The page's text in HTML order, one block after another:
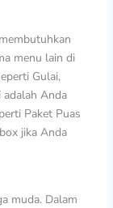
menu lain di
Gulai,
adalah Anda
Paket Puas
jika Anda
muda. Dalam